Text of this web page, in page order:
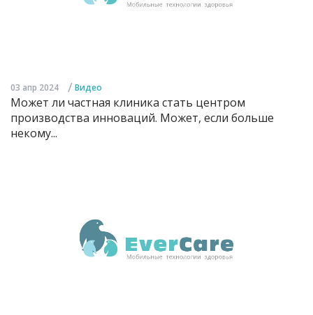
03 апр 2024 / Видео
Может ли частная клиника стать центром
производства инноваций. Может, если больше
некому...